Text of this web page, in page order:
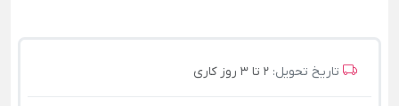
تاریخ تحویل: 2 تا 3 روز کاری